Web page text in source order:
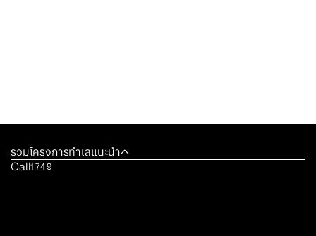
รวมโครงการทำเลแนะนำ
Call1749